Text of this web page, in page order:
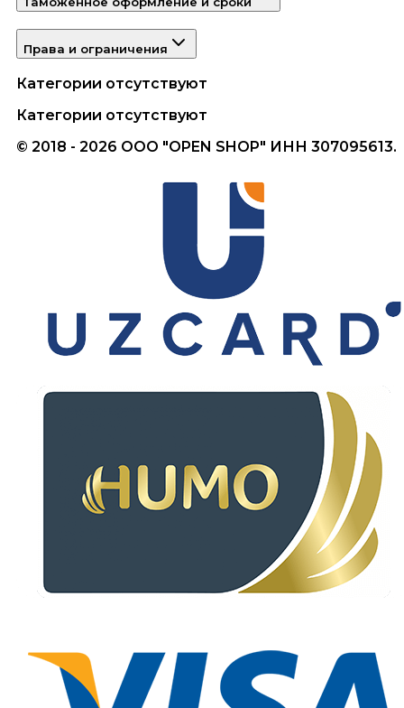
Права и ограничения
Категории отсутствуют
Категории отсутствуют
© 2018 - 2026 ООО "OPEN SHOP" ИНН 307095613.